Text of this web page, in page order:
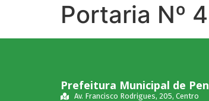
Portaria Nº
Prefeitura Municipal de
Av. Francisco Rodrigues, 205, Centro